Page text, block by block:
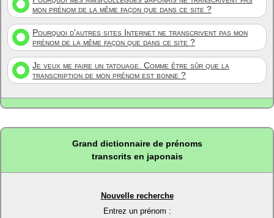
mon prénom de la même façon que dans ce site ?
Pourquoi d'autres sites Internet ne transcrivent pas mon
prénom de la même façon que dans ce site ?
Je veux me faire un tatouage. Comme être sûr que la
transcription de mon prénom est bonne ?
Grand dictionnaire de prénoms
transcrits en japonais
Nouvelle recherche
Entrez un prénom :